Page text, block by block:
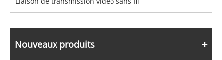
Nouveaux produits